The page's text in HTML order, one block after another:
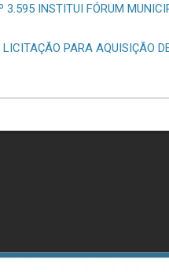
3.595 INSTITUI FÓRUM
PARA AQUISIÇÃO